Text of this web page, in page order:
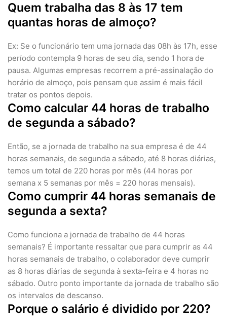
Quem trabalha das 8 às 17 tem
quantas horas de almoço?
Ex: Se o funcionário tem uma jornada das 08h às 17h, esse
período contempla 9 horas de seu dia, sendo 1 hora de
pausa. Algumas empresas recorrem a pré-assinalação do
horário de almoço, pois pensam que assim é mais fácil
tratar os pontos depois.
Como calcular 44 horas de trabalho
de segunda a sábado?
Então, se a jornada de trabalho na sua empresa é de 44
horas semanais, de segunda a sábado, até 8 horas diárias,
temos um total de 220 horas por mês (44 horas por
semana x 5 semanas por mês = 220 horas mensais).
Como cumprir 44 horas semanais de
segunda a sexta?
Como funciona a jornada de trabalho de 44 horas
semanais? É importante ressaltar que para cumprir as 44
horas semanais de trabalho, o colaborador deve cumprir
as 8 horas diárias de segunda à sexta-feira e 4 horas no
sábado. Outro ponto importante da jornada de trabalho são
os intervalos de descanso.
Porque o salário é dividido por 220?